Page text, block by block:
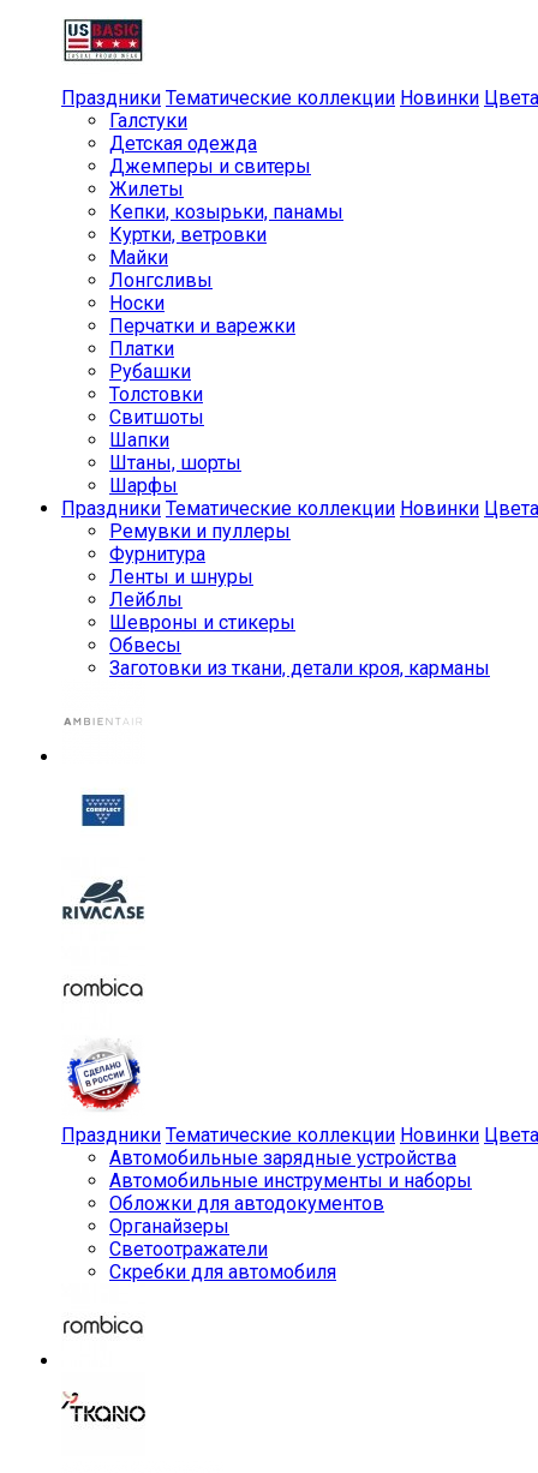
Праздники Тематические коллекции Новинки Цвета
Галстуки
Детская одежда
Джемперы и свитеры
Жилеты
Кепки, козырьки, панамы
Куртки, ветровки
Майки
Лонгсливы
Носки
Перчатки и варежки
Платки
Рубашки
Толстовки
Свитшоты
Шапки
Штаны, шорты
Шарфы
Праздники Тематические коллекции Новинки Цвета
Ремувки и пуллеры
Фурнитура
Ленты и шнуры
Лейблы
Шевроны и стикеры
Обвесы
Заготовки из ткани, детали кроя, карманы
Праздники Тематические коллекции Новинки Цвета
Автомобильные зарядные устройства
Автомобильные инструменты и наборы
Обложки для автодокументов
Органайзеры
Светоотражатели
Скребки для автомобиля